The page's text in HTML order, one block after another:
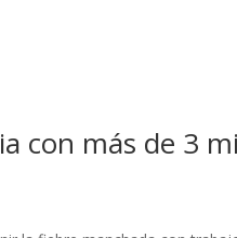
con más de 3